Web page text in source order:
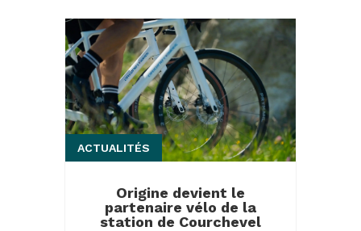
Origine devient le
partenaire vélo de la
station de Courchevel
ACTUALITÉS